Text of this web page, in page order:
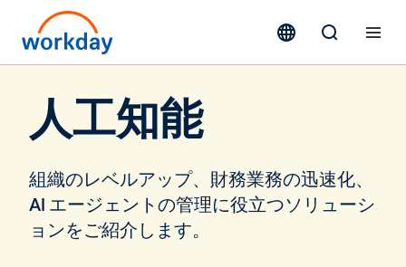
人工知能
組織のレベルアップ、財務業務の迅速化、
AI エージェントの管理に役立つソリューシ
ョンをご紹介します。